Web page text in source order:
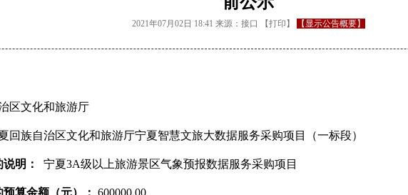
2021年07月02日 18:41 来源： 接口 【打印 】 【显示公告概要】
区文化和旅游厅
回族自治区文化和旅游厅宁夏智慧文旅大数据服务采购项目（一标段）
明： 宁夏3A级以上旅游景区气象预报数据服务采购项目
算金额（元）： 600000.00